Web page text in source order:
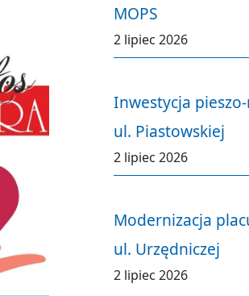
MOPS
2 lipiec 2026
Inwestycja
ul. Piastowskiej
2 lipiec 2026
Modernizacja
ul. Urzędniczej
2 lipiec 2026